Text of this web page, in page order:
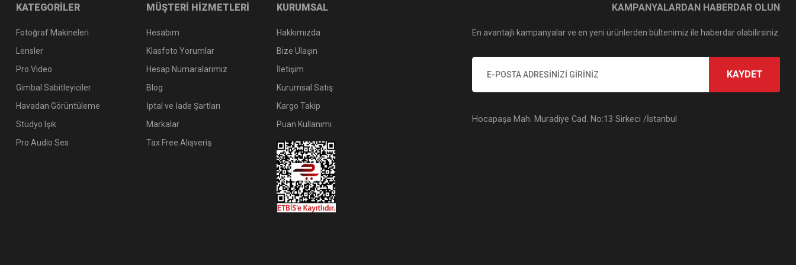
KATEGORİLER
Fotoğraf Makineleri
Lensler
Pro Video
Gimbal Sabitleyiciler
Havadan Görüntüleme
Stüdyo Işık
Pro Audio Ses
MÜŞTERİ HİZMETLERİ
Hesabım
Klasfoto Yorumlar
Hesap Numaralarımız
Blog
İptal ve İade Şartları
Markalar
Tax Free Alışveriş
KURUMSAL
Hakkımızda
Bize Ulaşın
İletişim
Kurumsal Satış
Kargo Takip
Puan Kullanımı
KAMPANYALARDAN HABERDAR OLUN
En avantajlı kampanyalar ve en yeni ürünlerden bültenimiz ile haberdar olabilirsiniz.
KAYDET
Hocapaşa Mah. Muradiye Cad. No:13 Sirkeci /İstanbul